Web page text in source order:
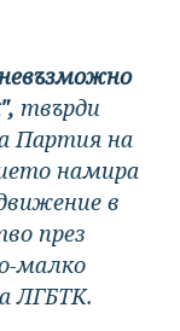
твърди
Партия на
намира
в
през
малко
ЛГБТК.